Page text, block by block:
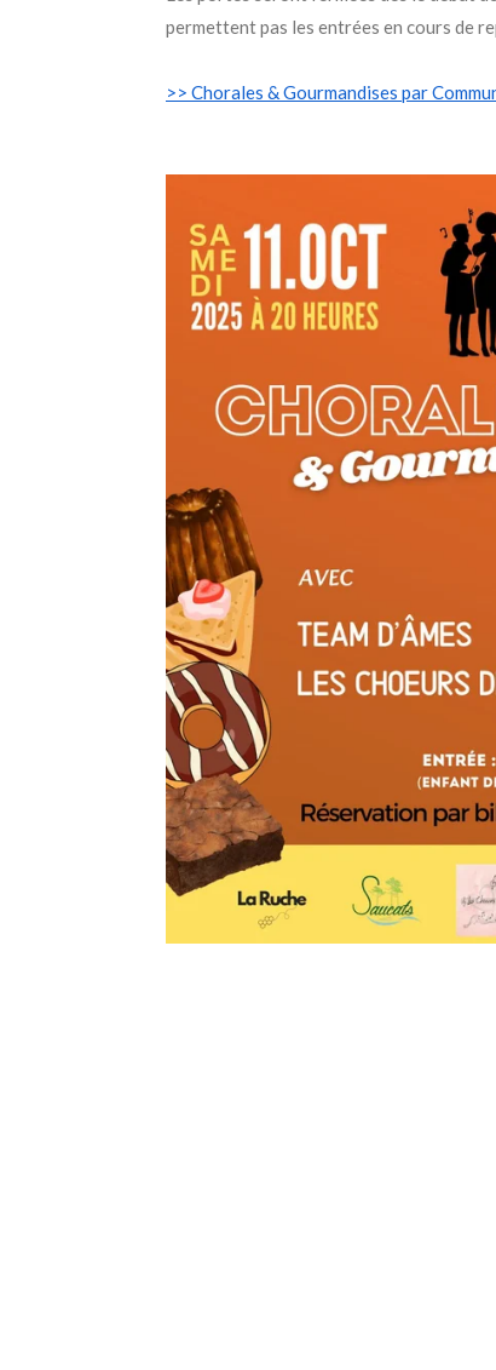
permettent pas les entrées en cours de
>> Chorales & Gourmandises par